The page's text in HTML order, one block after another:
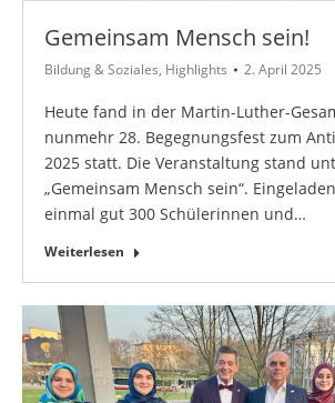
Gemeinsam Mensch sein!
Bildung & Soziales, Highlights 2. April 2025
Heute fand in der Martin-Luther-
nunmehr 28. Begegnungsfest zum
2025 statt. Die Veranstaltung stand
„Gemeinsam Mensch sein“.
einmal gut 300 Schülerinnen und…
Weiterlesen